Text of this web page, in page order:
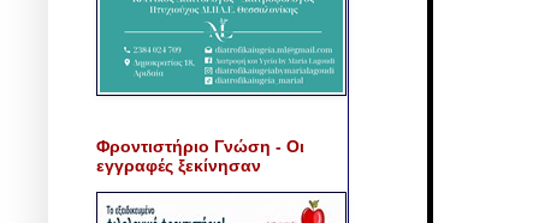
Φροντιστήριο Γνώση - Οι
εγγραφές ξεκίνησαν